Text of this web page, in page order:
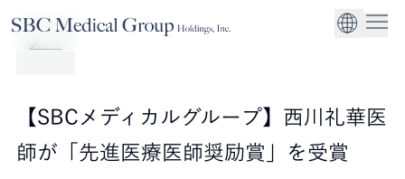
Company
Service
法人事業
Sustainability
ガバナンス
【SBCメディカルグループ】西川礼華医
師が「先進医療医師奨励賞」を受賞